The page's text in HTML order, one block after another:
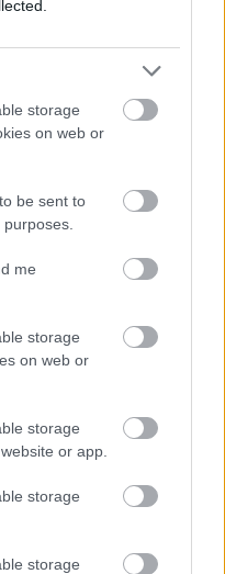
storage
on web or
be sent to
me
storage
on web or
storage
or app.
storage
storage